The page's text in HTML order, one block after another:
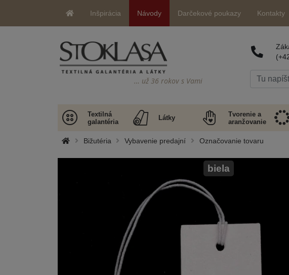
Inšpirácia Návody Darčekové poukazy Kontakty
… už 36 rokov s Vami
Textilná
galantéria
Látky
Tvorenie a
aranžovanie
Bižutéria Vybavenie predajní Označovanie tovaru
biela